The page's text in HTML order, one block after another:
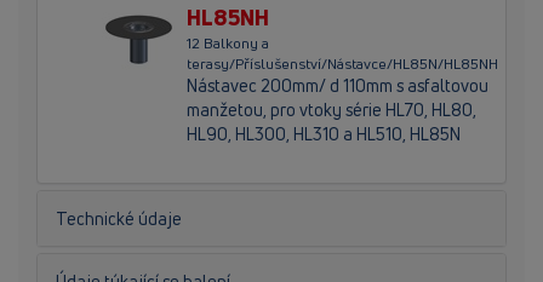
HL85NH
12 Balkony a
terasy/Příslušenství/Nástavce/HL85N/HL85NH
Nástavec 200mm/ d 110mm s asfaltovou
manžetou, pro vtoky série HL70, HL80,
HL90, HL300, HL310 a HL510, HL85N
Technické údaje